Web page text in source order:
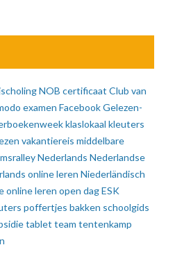
NOB certificaat Club van
examen FacebookGelezen-
klaslokaal kleuters
vakantiereis middelbare
Nederlands Nederlandse
online leren Niederländisch
online leren open dag ESK
poffertjes bakken schoolgids
tablet team tentenkamp